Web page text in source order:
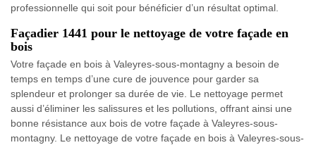
professionnelle qui soit pour bénéficier d’un résultat optimal.
Façadier 1441 pour le nettoyage de votre façade en
bois
Votre façade en bois à Valeyres-sous-montagny a besoin de
temps en temps d’une cure de jouvence pour garder sa
splendeur et prolonger sa durée de vie. Le nettoyage permet
aussi d’éliminer les salissures et les pollutions, offrant ainsi une
bonne résistance aux bois de votre façade à Valeyres-sous-
montagny. Le nettoyage de votre façade en bois à Valeyres-sous-